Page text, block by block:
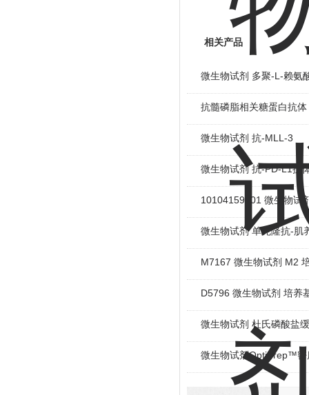
相关产品
微生物试剂 多聚-L-赖氨
抗髓磷脂相关糖蛋白抗
微生物试剂 抗-MLL-3
微生物试剂 抗-PD-L1抗
10104159001 微生物试
微生物试剂 单克隆抗-肌
M7167 微生物试剂 M2
D5796 微生物试剂 培养
微生物试剂 杜氏磷酸盐
微生物试剂OptiPrep™密